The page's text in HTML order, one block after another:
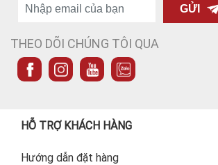
GỬI
THEO DÕI CHÚNG TÔI QUA
HỖ TRỢ KHÁCH HÀNG
Hướng dẫn đặt hàng